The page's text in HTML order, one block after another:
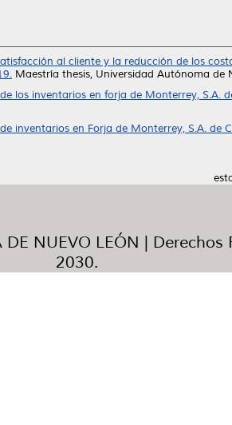
al cliente y la reducción de los
Maestría thesis, Universidad Autónoma de
los inventarios en forja de Monterrey, S.A.
inventarios en Forja de Monterrey, S.A. de
NUEVO LEÓN | Derechos
2030.